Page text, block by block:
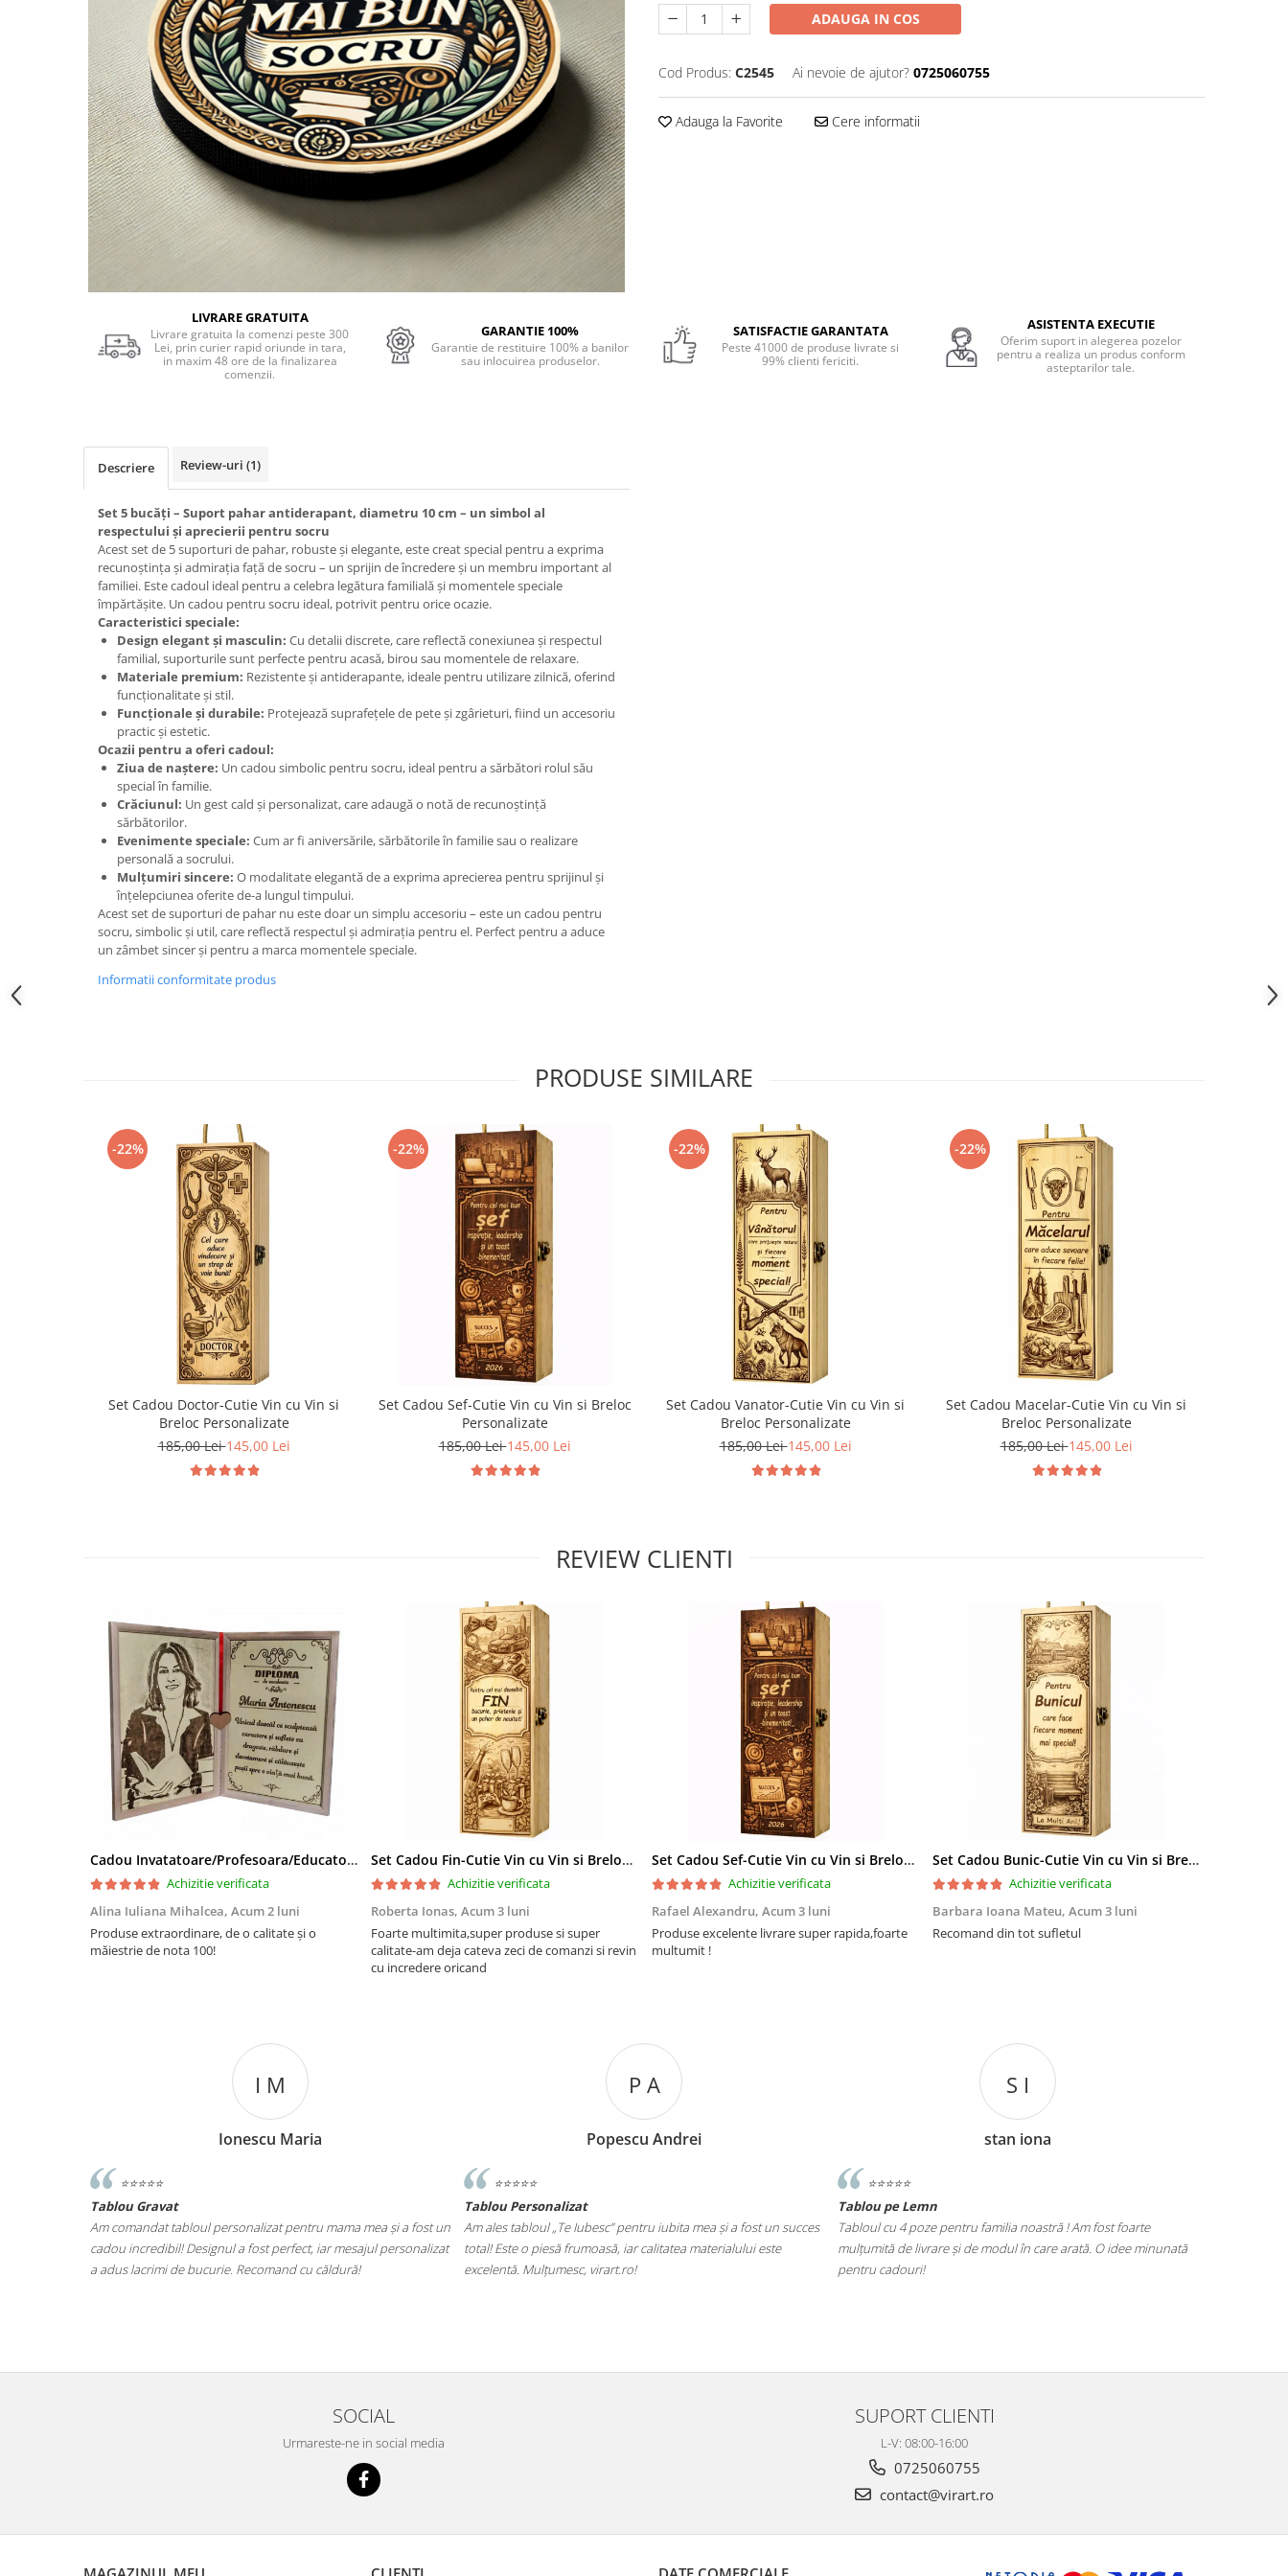
Cadouri Fiu/Fiică
Cadouri Bunici
Cadouri Cumnați
Cadouri Pisici/Câini
Cadouri Meserii&Hobby
Cadouri Apicultori
Cadouri Avocati/Juristi
Cadouri Columbofili
Cadouri Farmacisti
Cadouri Ingineri
Cadouri Politisti
Cadouri Pompieri
Cadouri Soferi/Mecanici
Cadouri Stomatologi
Cadouri Stylisti
Cadouri Tractoristi
Cadouri Vanatori/Padurari
ADAUGA IN COS
Cod Produs: C2545 Ai nevoie de ajutor? 0725060755
Adauga la Favorite Cere informatii
LIVRARE GRATUITA
Livrare gratuita la comenzi peste 300
Lei, prin curier rapid oriunde in tara,
in maxim 48 ore de la finalizarea
comenzii.
GARANTIE 100%
Garantie de restituire 100% a banilor
sau inlocuirea produselor.
SATISFACTIE GARANTATA
Peste 41000 de produse livrate si
99% clienti fericiti.
ASISTENTA EXECUTIE
Oferim suport in alegerea pozelor
pentru a realiza un produs conform
asteptarilor tale.
Descriere Review-uri (1)
Set 5 bucăți – Suport pahar antiderapant, diametru 10 cm – un simbol al
respectului și aprecierii pentru socru
Acest set de 5 suporturi de pahar, robuste și elegante, este creat special pentru a exprima
recunoștința și admirația față de socru – un sprijin de încredere și un membru important al
familiei. Este cadoul ideal pentru a celebra legătura familială și momentele speciale
împărtășite. Un cadou pentru socru ideal, potrivit pentru orice ocazie.
Caracteristici speciale:
Design elegant și masculin: Cu detalii discrete, care reflectă conexiunea și respectul
familial, suporturile sunt perfecte pentru acasă, birou sau momentele de relaxare.
Materiale premium: Rezistente și antiderapante, ideale pentru utilizare zilnică, oferind
funcționalitate și stil.
Funcționale și durabile: Protejează suprafețele de pete și zgârieturi, fiind un accesoriu
practic și estetic.
Ocazii pentru a oferi cadoul:
Ziua de naștere: Un cadou simbolic pentru socru, ideal pentru a sărbători rolul său
special în familie.
Crăciunul: Un gest cald și personalizat, care adaugă o notă de recunoștință
sărbătorilor.
Evenimente speciale: Cum ar fi aniversările, sărbătorile în familie sau o realizare
personală a socrului.
Mulțumiri sincere: O modalitate elegantă de a exprima aprecierea pentru sprijinul și
înțelepciunea oferite de-a lungul timpului.
Acest set de suporturi de pahar nu este doar un simplu accesoriu – este un cadou pentru
socru, simbolic și util, care reflectă respectul și admirația pentru el. Perfect pentru a aduce
un zâmbet sincer și pentru a marca momentele speciale.
Informatii conformitate produs
PRODUSE SIMILARE
-22%
Set Cadou Doctor-Cutie Vin cu Vin si
Breloc Personalizate
185,00 Lei145,00 Lei
-22%
Set Cadou Sef-Cutie Vin cu Vin si Breloc
Personalizate
185,00 Lei145,00 Lei
-22%
Set Cadou Vanator-Cutie Vin cu Vin si
Breloc Personalizate
185,00 Lei145,00 Lei
-22%
Set Cadou Macelar-Cutie Vin cu Vin si
Breloc Personalizate
185,00 Lei145,00 Lei
REVIEW CLIENTI
Cadou Invatatoare/Profesoara/Educatoare "Catalogul Amintirilor"
Achizitie verificata
Alina Iuliana Mihalcea, Acum 2 luni
Produse extraordinare, de o calitate și o
măiestrie de nota 100!
Set Cadou Fin-Cutie Vin cu Vin si Breloc Personalizate
Achizitie verificata
Roberta Ionas, Acum 3 luni
Foarte multimita,super produse si super
calitate-am deja cateva zeci de comanzi si revin
cu incredere oricand
Set Cadou Sef-Cutie Vin cu Vin si Breloc Personalizate
Achizitie verificata
Rafael Alexandru, Acum 3 luni
Produse excelente livrare super rapida,foarte
multumit !
Set Cadou Bunic-Cutie Vin cu Vin si Breloc Personalizate
Achizitie verificata
Barbara Ioana Mateu, Acum 3 luni
Recomand din tot sufletul
I M
Ionescu Maria
⭐️⭐️⭐️⭐️⭐️
Tablou Gravat
Am comandat tabloul personalizat pentru mama mea și a fost un
cadou incredibil! Designul a fost perfect, iar mesajul personalizat
a adus lacrimi de bucurie. Recomand cu căldură!
P A
Popescu Andrei
⭐️⭐️⭐️⭐️⭐️
Tablou Personalizat
Am ales tabloul „Te Iubesc” pentru iubita mea și a fost un succes
total! Este o piesă frumoasă, iar calitatea materialului este
excelentă. Mulțumesc, virart.ro!
S I
stan iona
⭐️⭐️⭐️⭐️⭐️
Tablou pe Lemn
Tabloul cu 4 poze pentru familia noastră ! Am fost foarte
mulțumită de livrare și de modul în care arată. O idee minunată
pentru cadouri!
SOCIAL
Urmareste-ne in social media
SUPORT CLIENTI
L-V: 08:00-16:00
0725060755
contact@virart.ro